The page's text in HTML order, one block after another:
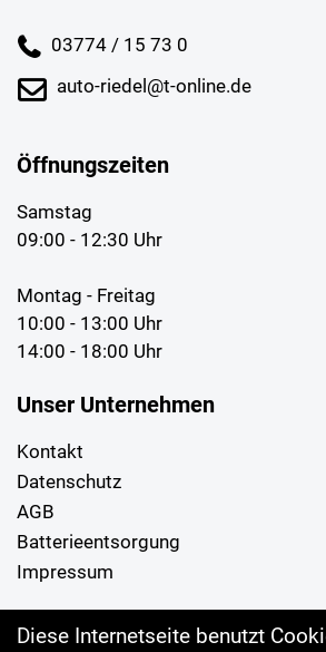
03774 / 15 73 0
auto-riedel@t-online.de
Öffnungszeiten
Samstag
09:00 - 12:30 Uhr
Montag - Freitag
10:00 - 13:00 Uhr
14:00 - 18:00 Uhr
Unser Unternehmen
Kontakt
Datenschutz
AGB
Batterieentsorgung
Impressum
Ihr Einkauf
Diese Internetseite benutzt